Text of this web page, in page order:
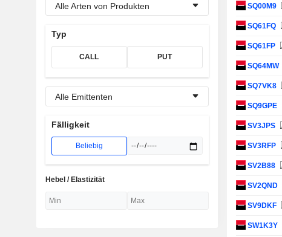
Alle Arten von Produkten
Typ
CALL PUT
Alle Emittenten
Fälligkeit
Beliebig
Hebel / Elastizität
SQ00M9
SQ61FQ
SQ61FP
SQ64MW
SQ7VK8
SQ9GPE
SV3JPS
SV3RFP
SV2B88
SV2QND
SV9DKF
SW1K3Y